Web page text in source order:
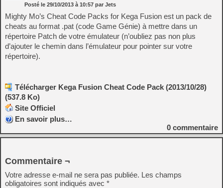
Posté le 29/10/2013 à 10:57 par Jets
Mighty Mo’s Cheat Code Packs for Kega Fusion est un pack de
cheats au format .pat (code Game Génie) à mettre dans un
répertoire Patch de votre émulateur (n’oubliez pas non plus
d’ajouter le chemin dans l’émulateur pour pointer sur votre
répertoire).
Télécharger Kega Fusion Cheat Code Pack (2013/10/28)
(537.8 Ko)
Site Officiel
En savoir plus…
0 commentaire
Commentaire ¬
Votre adresse e-mail ne sera pas publiée. Les champs
obligatoires sont indiqués avec *